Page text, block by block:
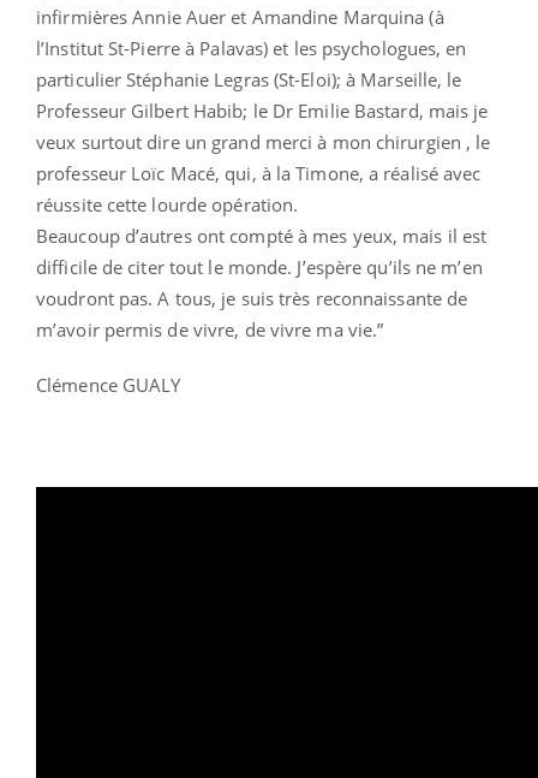
infirmières Annie Auer et Amandine Marquina (à
l’Institut St-Pierre à Palavas) et les psychologues, en
particulier Stéphanie Legras (St-Eloi); à Marseille, le
Professeur Gilbert Habib; le Dr Emilie Bastard, mais je
veux surtout dire un grand merci à mon chirurgien , le
professeur Loïc Macé, qui, à la Timone, a réalisé avec
réussite cette lourde opération.
Beaucoup d’autres ont compté à mes yeux, mais il est
difficile de citer tout le monde. J’espère qu’ils ne m’en
voudront pas. A tous, je suis très reconnaissante de
m’avoir permis de vivre, de vivre ma vie.”
Clémence GUALY